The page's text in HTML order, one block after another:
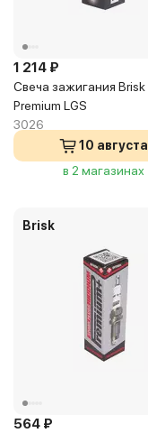
1 214 ₽
Свеча зажигания Brisk
Premium LGS
3026
10 августа
в 2 магазинах
Brisk
564 ₽